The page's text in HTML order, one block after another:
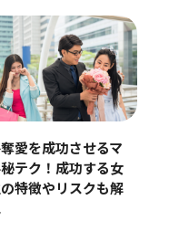
愛を成功させるマ
テク！成功する女
特徴やリスクも解